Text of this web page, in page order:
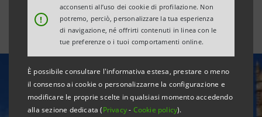
!
acconsenti all’uso dei cookie di profilazione. Non
potremo, perciò, personalizzare la tua esperienza
di navigazione, né offrirti contenuti in linea con le
tue preferenze o i tuoi comportamenti online.
È possibile consultare l'informativa estesa, prestare o meno
il consenso ai cookie o personalizzarne la configurazione e
modificare le proprie scelte in qualsiasi momento accedendo
alla sezione dedicata (Privacy- Cookie policy).